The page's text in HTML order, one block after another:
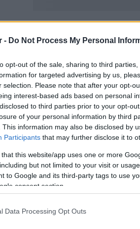
- Do Not Process My Personal
opt-out of the sale, sharing to third
for targeted advertising by us,
selection. Please note that after your opt-
interest-based ads based on personal
to third parties prior to your opt-
of your personal information by third
This information may also be disclosed by
Participants that may further disclose it to
that this website/app uses one or more
but not limited to your visit or
to Google and its third-party tags to use
consent section.
Data Processing Opt Outs
ότι η εγκύκλιος του
συνεννόηση του/της Διευθυντή/
και των μαθητών/
μονάδας, όπου θα
πέρυσι, έτσι και φέτος, στις
των τάξεων όλων των
χρονιάς.